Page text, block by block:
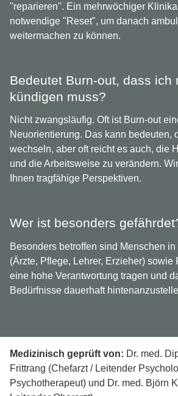
"reparieren". Ein mehrwöchiger
notwendige "Reset", um danach
weitermachen zu können.
Bedeutet Burn-out, dass ich
kündigen muss?
Nicht zwangsläufig. Oft ist Burn-out
Neuorientierung. Das kann bedeuten,
wechseln, aber oft reicht es auch, die
und die Arbeitsweise zu verändern.
Ihnen tragfähige Perspektiven.
Wer ist besonders
Besonders betroffen sind Menschen
(Ärzte, Pflege, Lehrer, Erzieher) sowie
eine hohe Verantwortung tragen und
Bedürfnisse dauerhaft
Medizinisch geprüft von: Dr. med.
Frittrang (Chefarzt / Leitender
Psychotherapeut) und Dr. med. Björn